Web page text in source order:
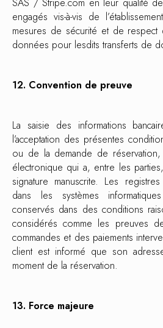
engagés vis-à-vis de
mesures de sécurité et de respect
données pour lesdits transferts de
12. Convention de preuve
La saisie des informations
l’acceptation des présentes
ou de la demande de réservation,
électronique qui a, entre les
signature manuscrite. Les
dans les systèmes
conservés dans des conditions
considérés comme les preuves
commandes et des paiements
client est informé que son
moment de la réservation.
13. Force majeure